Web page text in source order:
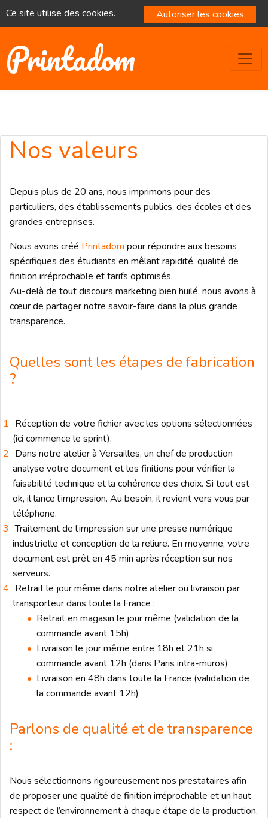
Ce site utilise des cookies. Autoriser les cookies
Printadom
Nos valeurs
Depuis plus de 20 ans, nous imprimons pour des
particuliers, des établissements publics, des écoles et des
grandes entreprises.
Nous avons créé Printadom pour répondre aux besoins
spécifiques des étudiants en mêlant rapidité, qualité de
finition irréprochable et tarifs optimisés.
Au-delà de tout discours marketing bien huilé, nous avons à
cœur de partager notre savoir-faire dans la plus grande
transparence.
Quelles sont les étapes de fabrication
?
Réception de votre fichier avec les options sélectionnées
(ici commence le sprint).
Dans notre atelier à Versailles, un chef de production
analyse votre document et les finitions pour vérifier la
faisabilité technique et la cohérence des choix. Si tout est
ok, il lance l’impression. Au besoin, il revient vers vous par
téléphone.
Traitement de l’impression sur une presse numérique
industrielle et conception de la reliure. En moyenne, votre
document est prêt en 45 min après réception sur nos
serveurs.
Retrait le jour même dans notre atelier ou livraison par
transporteur dans toute la France :
Retrait en magasin le jour même (validation de la
commande avant 15h)
Livraison le jour même entre 18h et 21h si
commande avant 12h (dans Paris intra-muros)
Livraison en 48h dans toute la France (validation de
la commande avant 12h)
Parlons de qualité et de transparence
:
Nous sélectionnons rigoureusement nos prestataires afin
de proposer une qualité de finition irréprochable et un haut
respect de l’environnement à chaque étape de la production.